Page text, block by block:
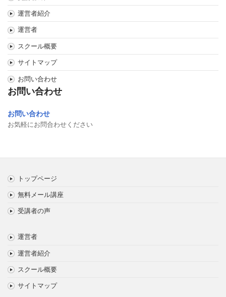
運営者紹介
運営者
スクール概要
サイトマップ
お問い合わせ
お問い合わせ
お問い合わせ
お気軽にお問合わせください
トップページ
無料メール講座
受講者の声
運営者
運営者紹介
スクール概要
サイトマップ